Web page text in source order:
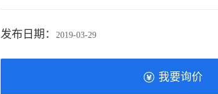
发布日期： 2019-03-29
我要询价